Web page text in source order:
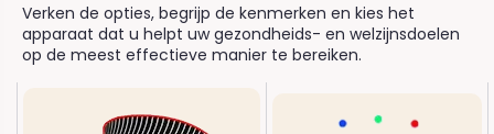
Verken de opties, begrijp de kenmerken en kies het
apparaat dat u helpt uw gezondheids- en welzijnsdoelen
op de meest effectieve manier te bereiken.